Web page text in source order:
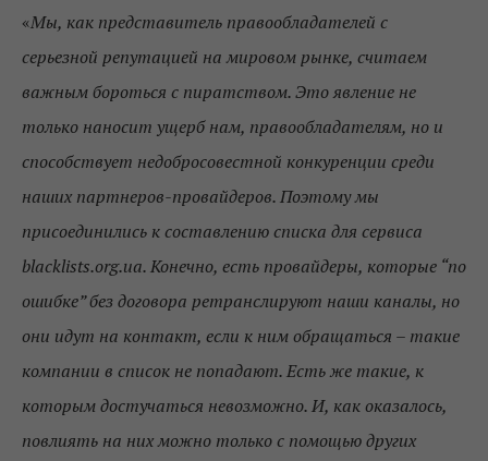
«Мы, как представитель правообладателей с
серьезной репутацией на мировом рынке, считаем
важным бороться с пиратством. Это явление не
только наносит ущерб нам, правообладателям, но и
способствует недобросовестной конкуренции среди
наших партнеров-провайдеров. Поэтому мы
присоединились к составлению списка для сервиса
blacklists.org.ua. Конечно, есть провайдеры, которые “по
ошибке” без договора ретранслируют наши каналы, но
они идут на контакт, если к ним обращаться – такие
компании в список не попадают. Есть же такие, к
которым достучаться невозможно. И, как оказалось,
повлиять на них можно только с помощью других